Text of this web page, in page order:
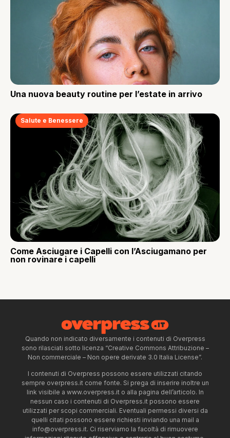
Una nuova beauty routine per l’estate in arrivo
Salute e Benessere
Come Asciugare i Capelli con l’Asciugamano per
non rovinare i capelli
Quando non indicato diversamente i contenuti di Overpress
sono rilasciati sotto licenza “Creative Commons Attribuzione –
Non commerciale – Non opere derivate 3.0 Italia License”.
I contenuti di Overpress possono essere utilizzati citando
sempre overpress.it come fonte. Si prega di inserire inoltre un
link visibile a www.overpress.it o alla pagina dell’articolo. In
nessun caso i contenuti di Overpress.it possono essere
utilizzati per scopi commerciali. Eventuali permessi diversi da
quelli citati possono essere richiesti inviando una mail a
info@overpress.it. Ci riserviamo la facoltà di rimuovere